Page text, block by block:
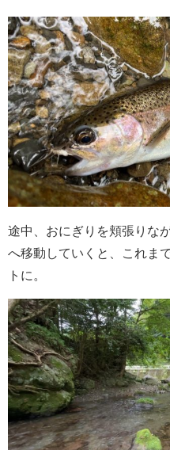
途中、おにぎりを頬張りな
へ移動していくと、これま
トに。